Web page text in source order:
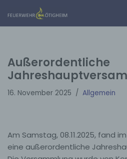
Zum
Außerordentliche
16. November 2025 Allgemein
Am Samstag, 08.11.2025, fand
eine außerordentliche